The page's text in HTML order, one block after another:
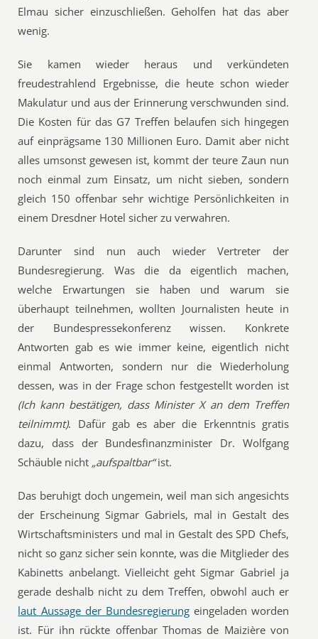
Elmau sicher einzuschließen. Geholfen hat das aber
wenig.
Sie kamen wieder heraus und verkündeten
freudestrahlend Ergebnisse, die heute schon wieder
Makulatur und aus der Erinnerung verschwunden sind.
Die Kosten für das G7 Treffen belaufen sich hingegen
auf einprägsame 130 Millionen Euro. Damit aber nicht
alles umsonst gewesen ist, kommt der teure Zaun nun
noch einmal zum Einsatz, um nicht sieben, sondern
gleich 150 offenbar sehr wichtige Persönlichkeiten in
einem Dresdner Hotel sicher zu verwahren.
Darunter sind nun auch wieder Vertreter der
Bundesregierung. Was die da eigentlich machen,
welche Erwartungen sie haben und warum sie
überhaupt teilnehmen, wollten Journalisten heute in
der Bundespressekonferenz wissen. Konkrete
Antworten gab es wie immer keine, eigentlich nicht
einmal Antworten, sondern nur die Wiederholung
dessen, was in der Frage schon festgestellt worden ist
(Ich kann bestätigen, dass Minister X an dem Treffen
teilnimmt). Dafür gab es aber die Erkenntnis gratis
dazu, dass der Bundesfinanzminister Dr. Wolfgang
Schäuble nicht „aufspaltbar“ist.
Das beruhigt doch ungemein, weil man sich angesichts
der Erscheinung Sigmar Gabriels, mal in Gestalt des
Wirtschaftsministers und mal in Gestalt des SPD Chefs,
nicht so ganz sicher sein konnte, was die Mitglieder des
Kabinetts anbelangt. Vielleicht geht Sigmar Gabriel ja
gerade deshalb nicht zu dem Treffen, obwohl auch er
laut Aussage der Bundesregierungeingeladen worden
ist. Für ihn rückte offenbar Thomas de Maizière von